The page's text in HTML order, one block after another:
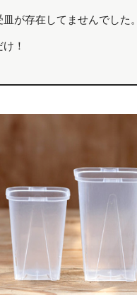
が存在してませんでした
！